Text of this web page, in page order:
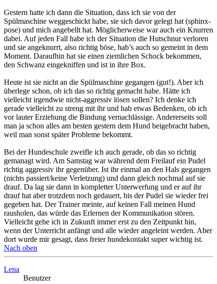
Gestern hatte ich dann die Situation, dass ich sie von der
Spülmaschine weggeschickt habe, sie sich davor gelegt hat (sphinx-
pose) und mich angebellt hat. Möglicherweise war auch ein Knurren
dabei. Auf jeden Fall habe ich der Situation die Hutschnur verloren
und sie angeknurrt, also richtig böse, hab’s auch so gemeint in dem
Moment. Daraufhin hat sie einen ziemlichen Schock bekommen,
den Schwanz eingekniffen und ist in ihre Box.
Heute ist sie nicht an die Spülmaschine gegangen (gut!). Aber ich
überlege schon, ob ich das so richtig gemacht habe. Hätte ich
vielleicht irgendwie nicht-aggressiv lösen sollen? Ich denke ich
gerade vielleicht zu streng mit ihr und hab etwas Bedenken, ob ich
vor lauter Erziehung die Bindung vernachlässige. Andererseits soll
man ja schon alles am besten gestern dem Hund beigebracht haben,
weil man sonst später Probleme bekommt.
Bei der Hundeschule zweifle ich auch gerade, ob das so richtig
gemanagt wird. Am Samstag war während dem Freilauf ein Pudel
richtig aggressiv ihr gegenüber. Ist ihr einmal an den Hals gegangen
(nichts passiert/keine Verletzung) und dann gleich nochmal auf sie
drauf. Da lag sie dann in kompletter Unterwerfung und er auf ihr
drauf hat aber trotzdem noch gedauert, bis der Pudel sie wieder frei
gegeben hat. Der Trainer meinte, auf keinen Fall meinen Hund
rausholen, das würde das Erlernen der Kommunikation stören.
Vielleicht gehe ich in Zukunft immer erst zu den Zeitpunkt hin,
wenn der Unterricht anfängt und alle wieder angeleint werden. Aber
dort wurde mir gesagt, dass freier hundekontakt super wichtig ist.
Nach oben
Lena
Benutzer